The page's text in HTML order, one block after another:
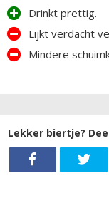
Drinkt prettig.
Lijkt verdacht
Mindere
Lekker biertje?